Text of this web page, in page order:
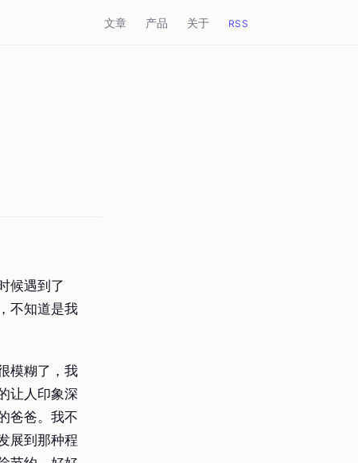
文章 产品 关于 RSS
候遇到了
不知道是我
模糊了，我
让人印象深
爸爸。我不
展到那种程